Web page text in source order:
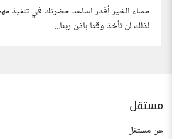
مساء الخير أقدر اساعد حضرتك في تنفيذ
لذلك لن تأخذ وقتا باذن ربنا...
مستقل
عن مستقل